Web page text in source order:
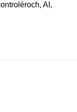
AI,